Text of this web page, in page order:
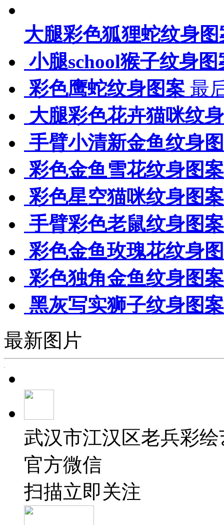
大腿彩色狐狸蛇纹身图
小腿school猴子纹身图
彩色鹰蛇纹身图案 最
大腿彩色花卉猫咪纹
手臂小清新金鱼纹身
彩色金鱼雪花纹身图案
彩色星空猫咪纹身图案
手臂彩色老鼠纹身图案
彩色金鱼玫瑰花纹身
彩色独角金鱼纹身图案
黑灰写实狮子纹身图案
最新图片
武汉市江汉区老兵彩
官方微信
扫描立即关注